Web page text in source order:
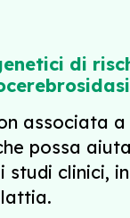
di
associata
possa
clinici,